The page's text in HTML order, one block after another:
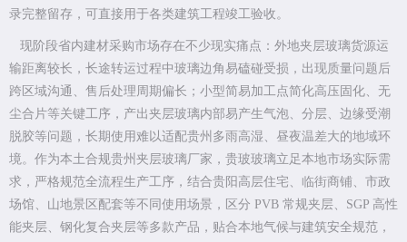
录完整留存，可直接用于各类建筑工程竣工验收。
现阶段省内建材采购市场存在不少现实痛点：外地夹层玻璃货源运
输距离较长，长途转运过程中玻璃边角易磕碰受损，出现质量问题后
跨区域沟通、售后处理周期偏长；小型简易加工点简化高压固化、无
尘合片等关键工序，产出夹层玻璃内部易产生气泡、分层、边缘受潮
脱胶等问题，长期使用难以适配贵州多雨高湿、昼夜温差大的地域环
境。作为本土合规贵州夹层玻璃厂家，贵玻玻璃立足本地市场实际需
求，严格规范全流程生产工序，结合贵阳高层住宅、临街商铺、市政
场馆、山地景区配套等不同使用场景，区分 PVB 常规夹层、SGP 高性
能夹层、钢化复合夹层等多款产品，贴合本地气候与建筑安全规范，